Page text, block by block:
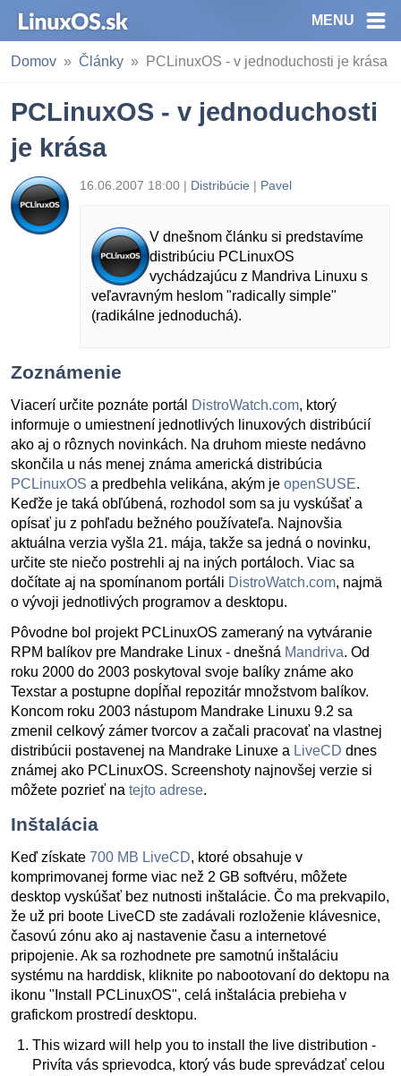
MENU
Domov Články PCLinuxOS - v jednoduchosti je krása
PCLinuxOS - v jednoduchosti
je krása
16.06.2007 18:00 | Distribúcie | Pavel
V dnešnom článku si predstavíme
distribúciu PCLinuxOS
vychádzajúcu z Mandriva Linuxu s
veľavravným heslom "radically simple"
(radikálne jednoduchá).
Zoznámenie
Viacerí určite poznáte portál DistroWatch.com, ktorý
informuje o umiestnení jednotlivých linuxových distribúcií
ako aj o rôznych novinkách. Na druhom mieste nedávno
skončila u nás menej známa americká distribúcia
PCLinuxOS a predbehla velikána, akým je openSUSE.
Keďže je taká obľúbená, rozhodol som sa ju vyskúšať a
opísať ju z pohľadu bežného používateľa. Najnovšia
aktuálna verzia vyšla 21. mája, takže sa jedná o novinku,
určite ste niečo postrehli aj na iných portáloch. Viac sa
dočítate aj na spomínanom portáli DistroWatch.com, najmä
o vývoji jednotlivých programov a desktopu.
Pôvodne bol projekt PCLinuxOS zameraný na vytváranie
RPM balíkov pre Mandrake Linux - dnešná Mandriva. Od
roku 2000 do 2003 poskytoval svoje balíky známe ako
Texstar a postupne dopĺňal repozitár množstvom balíkov.
Koncom roku 2003 nástupom Mandrake Linuxu 9.2 sa
zmenil celkový zámer tvorcov a začali pracovať na vlastnej
distribúcii postavenej na Mandrake Linuxe a LiveCD dnes
známej ako PCLinuxOS. Screenshoty najnovšej verzie si
môžete pozrieť na tejto adrese.
Inštalácia
Keď získate 700 MB LiveCD, ktoré obsahuje v
komprimovanej forme viac než 2 GB softvéru, môžete
desktop vyskúšať bez nutnosti inštalácie. Čo ma prekvapilo,
že už pri boote LiveCD ste zadávali rozloženie klávesnice,
časovú zónu ako aj nastavenie času a internetové
pripojenie. Ak sa rozhodnete pre samotnú inštaláciu
systému na harddisk, kliknite po nabootovaní do dektopu na
ikonu "Install PCLinuxOS", celá inštalácia prebieha v
grafickom prostredí desktopu.
This wizard will help you to install the live distribution -
Privíta vás sprievodca, ktorý vás bude sprevádzať celou